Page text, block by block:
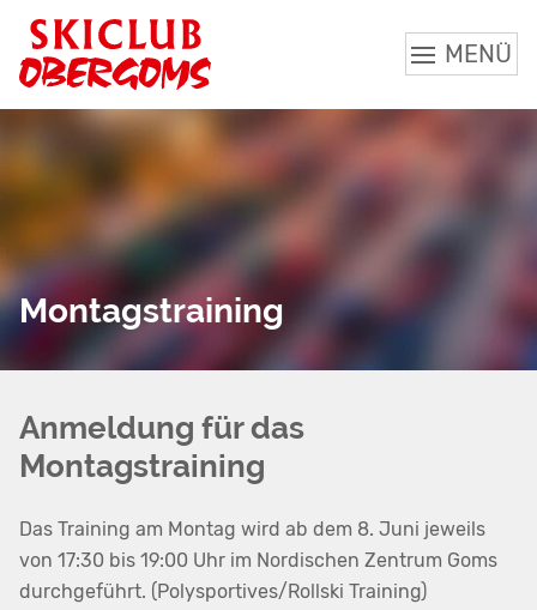
MENÜ
Montagstraining
Anmeldung für das
Montagstraining
Das Training am Montag wird ab dem 8. Juni jeweils
von 17:30 bis 19:00 Uhr im Nordischen Zentrum Goms
durchgeführt. (Polysportives/Rollski Training)